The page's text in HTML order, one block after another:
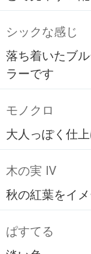
シックな感じ
落ち着いたブ
ラーです
モノクロ
大人っぽく仕
木の実 Ⅳ
秋の紅葉をイ
ぱすてる